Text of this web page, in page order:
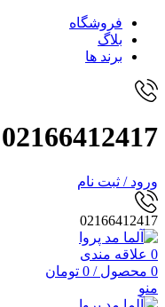
فروشگاه
بلاگ
برند ها
02166412417
ورود / ثبت نام
02166412417
0 علاقه مندی
0 محصول /
0 تومان
منو